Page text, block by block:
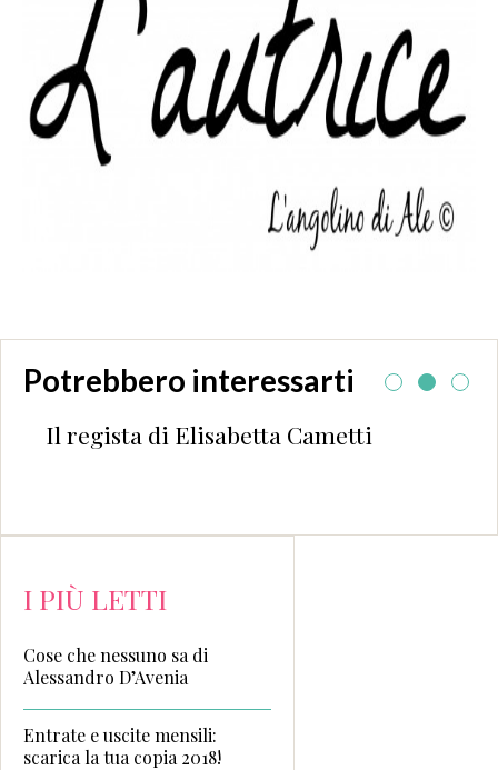
Potrebbero interessarti
Il regista di Elisabetta Cametti
I PIÙ LETTI
Cose che nessuno sa di
Alessandro D’Avenia
Entrate e uscite mensili:
scarica la tua copia 2018!